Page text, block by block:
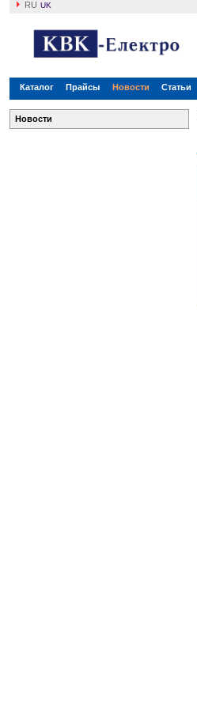
RU UK
Каталог Прайсы Новости Статьи
Новости